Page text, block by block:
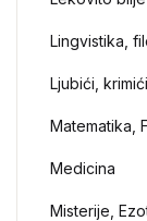
Lingvistika,
Ljubići,
Matematika,
Medicina
Misterije,